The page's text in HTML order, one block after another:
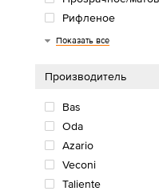
Рифленое
Белое
Колотый лед
Показать все
Производитель
Bas
Oda
Azario
Veconi
Taliente